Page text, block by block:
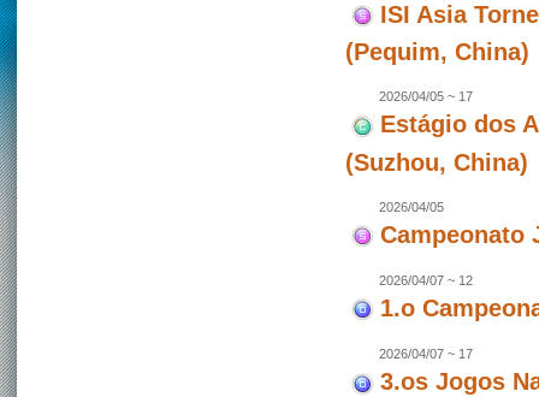
ISI Asia
(Pequim, China)
2026/04/05 ~ 17
Estágio dos
(Suzhou, China)
2026/04/05
Campeonato
2026/04/07 ~ 12
1.o
2026/04/07 ~ 17
3.os Jogos